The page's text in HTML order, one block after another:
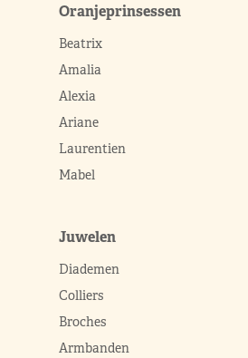
Oranjeprinsessen
Beatrix
Amalia
Alexia
Ariane
Laurentien
Mabel
Juwelen
Diademen
Colliers
Broches
Armbanden